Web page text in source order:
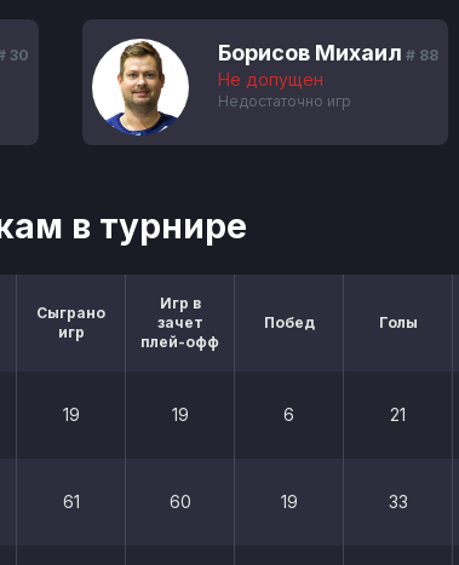
30 Борисов Михаил # 88
Не допущен
Недостаточно игр
в турнире
Сыграно
игр
Игр в
зачет
плей-офф
Побед Голы
19 19 6 21
61 60 19 33